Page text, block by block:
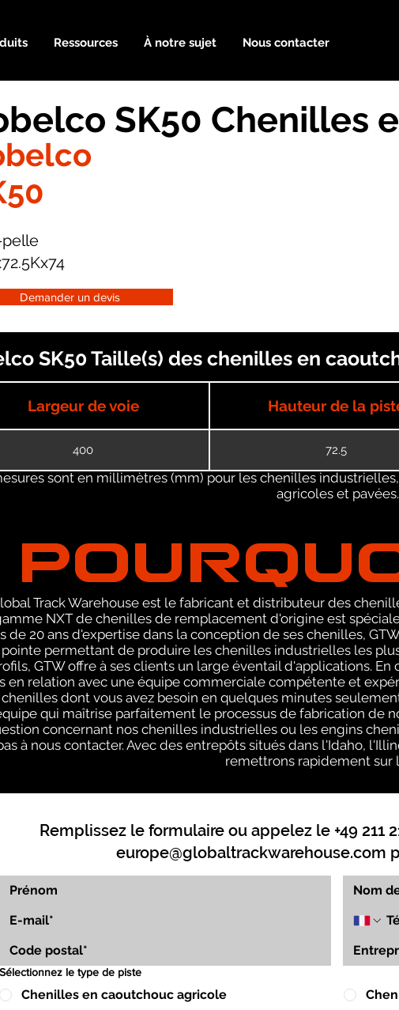
Ressources À notre sujet Nous contacter
SK50 Chenilles
Demander un devis
SK50 Taille(s) des chenilles en
Largeur de voie Hauteur de la
400 72.5
sont en millimètres (mm) pour les chenilles
agricoles et pavées.
Track Warehouse est le fabricant et distributeur des
NXT de chenilles de remplacement d'origine est
de 20 ans d'expertise dans la conception de ses chenilles,
pointe permettant de produire les chenilles industrielles les
GTW offre à ses clients un large éventail d'applications.
en relation avec une équipe commerciale compétente et
dont vous avez besoin en quelques minutes
qui maîtrise parfaitement le processus de fabrication de
concernant nos chenilles industrielles ou les engins
à nous contacter. Avec des entrepôts situés dans l'Idaho,
remettrons rapidement sur
Remplissez le formulaire ou appelez le +49 211
europe@globaltrackwarehouse.com
Sélectionnez le type de piste
Chenilles en caoutchouc agricole